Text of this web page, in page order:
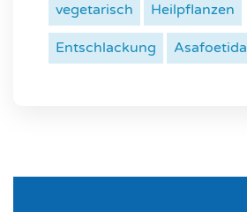
vegetarisch Heilpflanzen
Entschlackung Asafoetida